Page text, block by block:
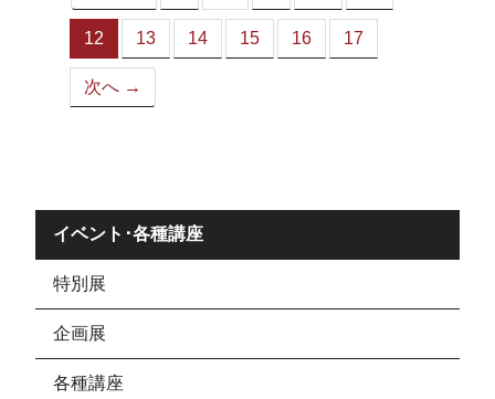
12
（こ
の
ペ
13 14 15 16 17
次へ →
イベント･各種講座
特別展
企画展
各種講座